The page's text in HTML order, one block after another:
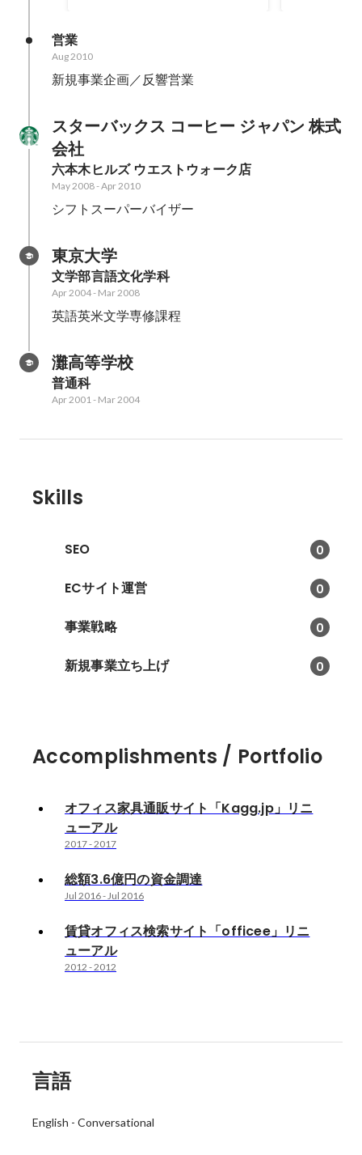
営業
Aug 2010
新規事業企画／反響営業
スターバックス コーヒー ジャパン 株式
会社
六本木ヒルズ ウエストウォーク店
May 2008-Apr 2010
シフトスーパーバイザー
東京大学
文学部言語文化学科
Apr 2004- Mar 2008
英語英米文学専修課程
灘高等学校
普通科
Apr 2001- Mar 2004
Skills
SEO 0
ECサイト運営 0
事業戦略 0
新規事業立ち上げ 0
Accomplishments / Portfolio
オフィス家具通販サイト「Kagg.jp」リニ
ューアル
2017-2017
総額3.6億円の資金調達
Jul 2016-Jul 2016
賃貸オフィス検索サイト「officee」リニ
ューアル
2012 -2012
言語
English - Conversational